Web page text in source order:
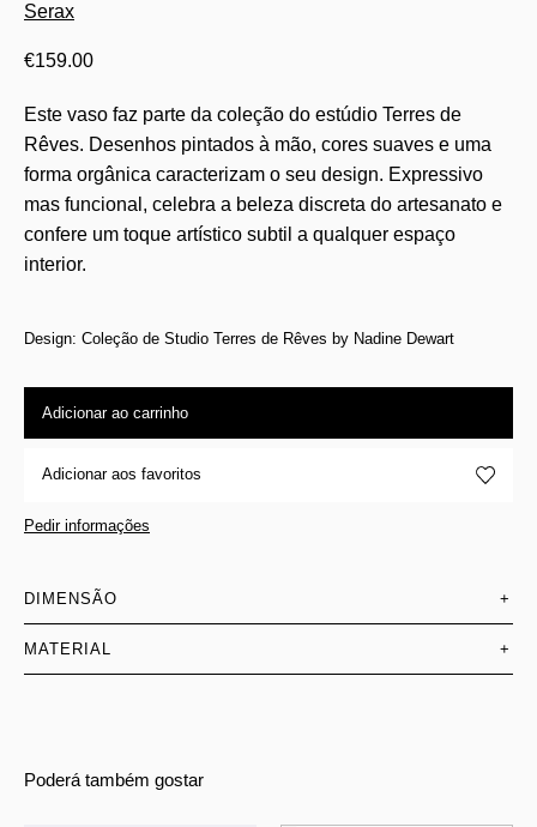
Serax
€159.00
Este vaso faz parte da coleção do estúdio Terres de
Rêves. Desenhos pintados à mão, cores suaves e uma
forma orgânica caracterizam o seu design. Expressivo
mas funcional, celebra a beleza discreta do artesanato e
confere um toque artístico subtil a qualquer espaço
interior.
Design: Coleção de Studio Terres de Rêves by Nadine Dewart
Adicionar ao carrinho
Adicionar aos favoritos
Pedir informações
DIMENSÃO +
MATERIAL +
Poderá também gostar